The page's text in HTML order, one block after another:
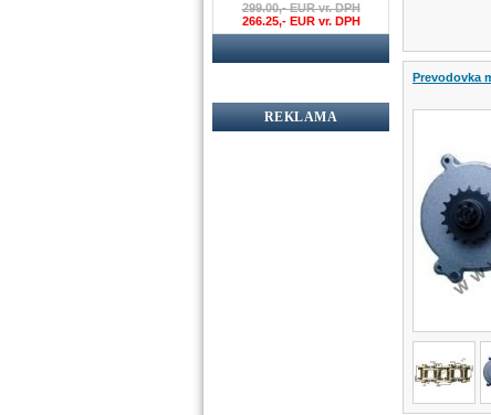
299.00,- EUR vr. DPH
266.25,- EUR vr. DPH
REKLAMA
Prevodovka